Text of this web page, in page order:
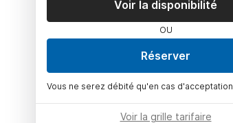
Voir la disponibilité
OU
Réserver
Vous ne serez débité qu'en cas d'acceptation
Voir la grille tarifaire